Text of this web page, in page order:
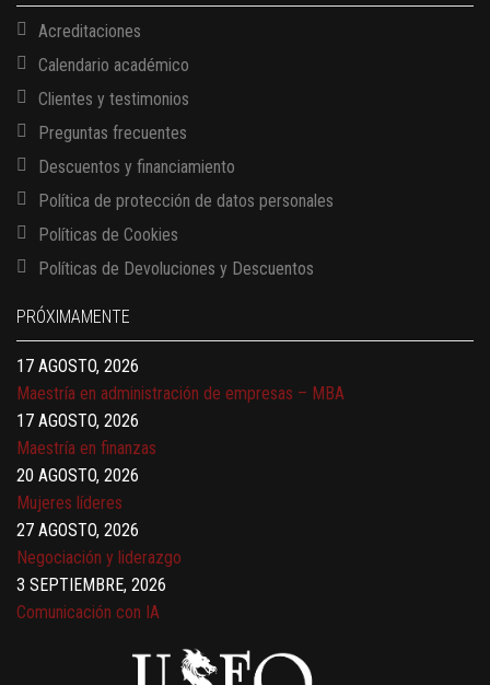
Acreditaciones
Calendario académico
Clientes y testimonios
Preguntas frecuentes
Descuentos y financiamiento
Política de protección de datos personales
Políticas de Cookies
Políticas de Devoluciones y Descuentos
PRÓXIMAMENTE
13 AGOSTO, 2026
17 AGOSTO, 2026
Gerencia de empresas familiares
17 AGOSTO, 2026
Maestría en administración de empresas – MBA
17 AGOSTO, 2026
Maestría en finanzas
20 AGOSTO, 2026
Mujeres líderes
27 AGOSTO, 2026
Negociación y liderazgo
3 SEPTIEMBRE, 2026
Comunicación con IA
Gobernanza de datos